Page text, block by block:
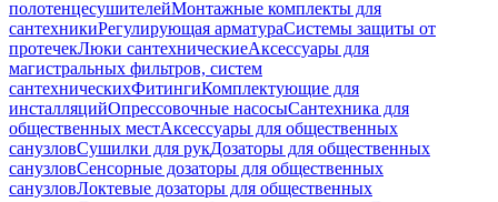
полотенцесушителейМонтажные комплекты для
сантехникиРегулирующая арматураСистемы защиты от
протечекЛюки сантехническиеАксессуары для
магистральных фильтров, систем
сантехническихФитингиКомплектующие для
инсталляцийОпрессовочные насосыСантехника для
общественных местАксессуары для общественных
санузловСушилки для рукДозаторы для общественных
санузловСенсорные дозаторы для общественных
санузловЛоктевые дозаторы для общественных